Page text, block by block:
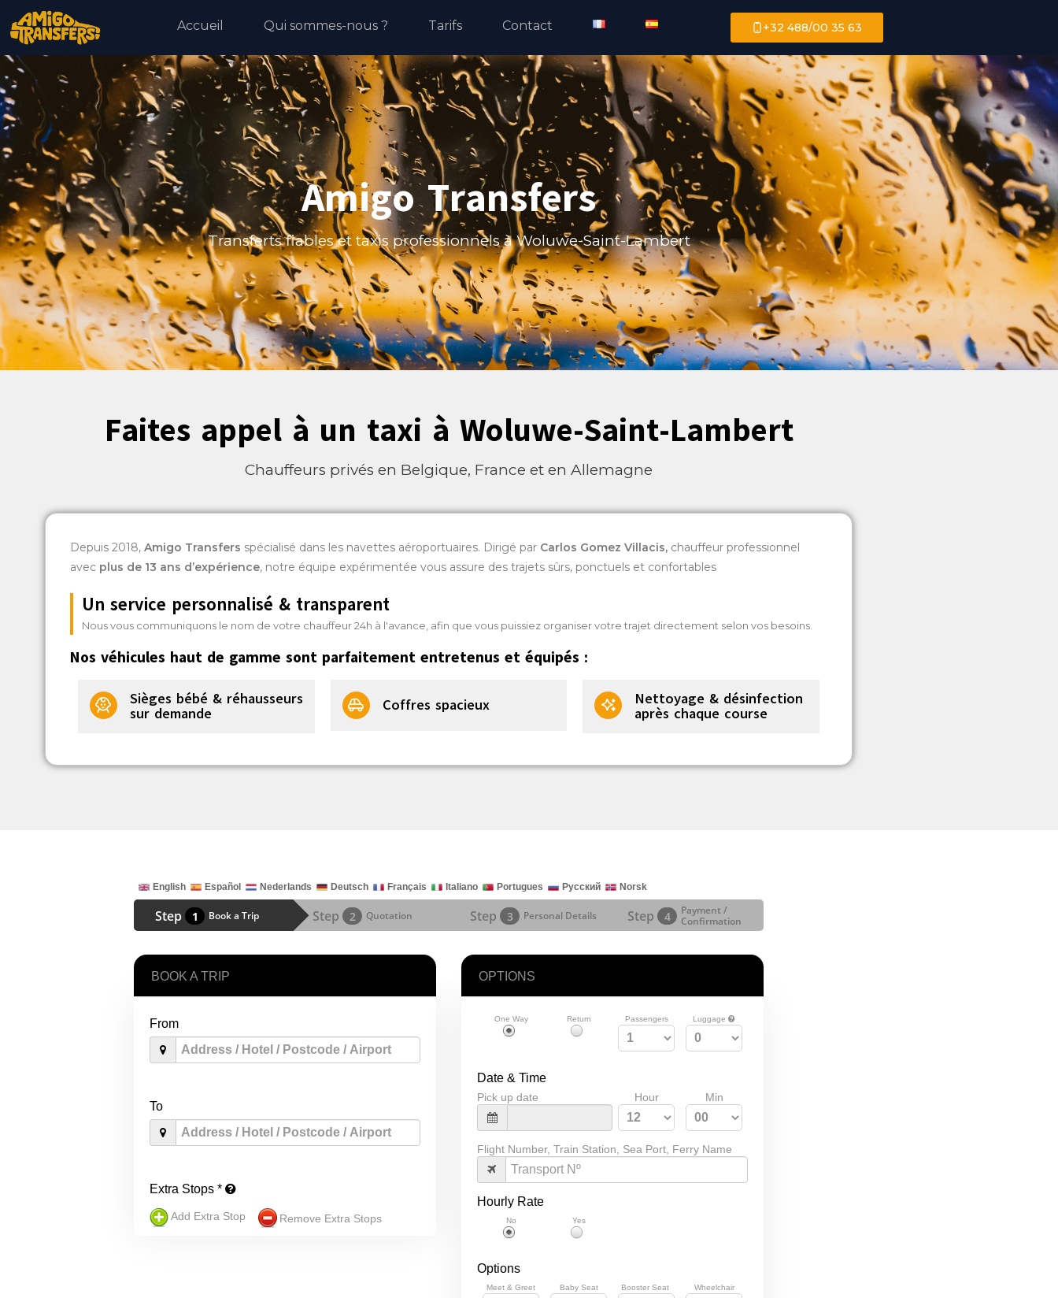
Accueil Qui sommes-nous ? Tarifs Contact +32 488/00 35 63
Amigo Transfers
Transferts fiables et taxis professionnels à Woluwe-Saint-Lambert
Faites appel à un taxi à Woluwe-Saint-Lambert
Chauffeurs privés en Belgique, France et en Allemagne
Depuis 2018, Amigo Transfers spécialisé dans les navettes aéroportuaires. Dirigé par Carlos Gomez Villacis,chauffeur professionnel
avec plus de 13 ans d’expérience, notre équipe expérimentée vous assure des trajets sûrs, ponctuels et confortables
Un service personnalisé & transparent
Nous vous communiquons le nom de votre chauffeur 24h à l'avance, afin que vous puissiez organiser votre trajet directement selon vos besoins.
Nos véhicules haut de gamme sont parfaitement entretenus et équipés :
Sièges bébé & réhausseurs
sur demande Coffres spacieux Nettoyage & désinfection
après chaque course